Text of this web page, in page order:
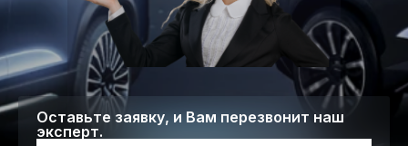
Оставьте заявку, и Вам перезвонит наш
эксперт.